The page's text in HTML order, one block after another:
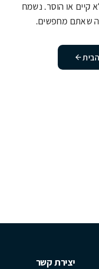
או הוסר. נשמח
שאתם מחפשים.
יצירת קשר